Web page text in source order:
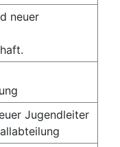
neuer
Jugendleiter